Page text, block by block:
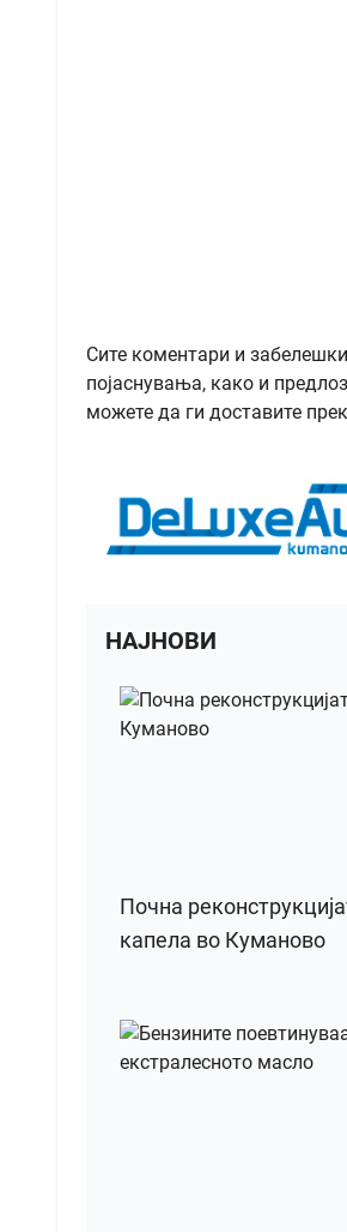
Сите коментари и
појаснувања, како и
можете да ги доставите
НАЈНОВИ
Почна
капела во Куманово